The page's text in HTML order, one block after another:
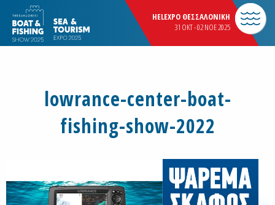
HELEXPO ΘΕΣΣΑΛΟΝΙΚΗ
31 OKT - 02 NOE 2025
lowrance-center-boat-
fishing-show-2022